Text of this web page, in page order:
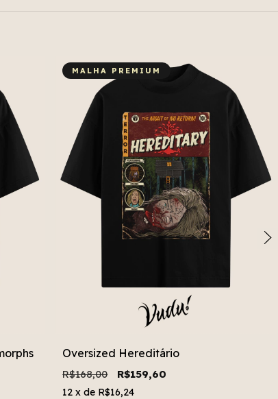
MALHA PREMIUM
Oversized Hereditário
R$168,00 R$159,60
12 x de R$16,24